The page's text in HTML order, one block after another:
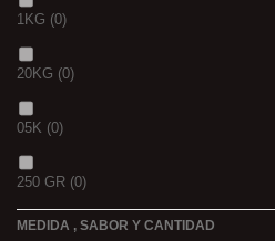
1KG (0)
20KG (0)
05K (0)
250 GR (0)
MEDIDA , SABOR Y CANTIDAD